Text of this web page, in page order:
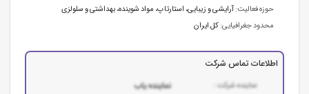
حوزه فعالیت:آرایشی و زیبایی، استارتاپ، مواد شوینده، بهداشتی و سلولزی
محدود جغرافیایی:کل ایران
اطلاعات تماس شرکت